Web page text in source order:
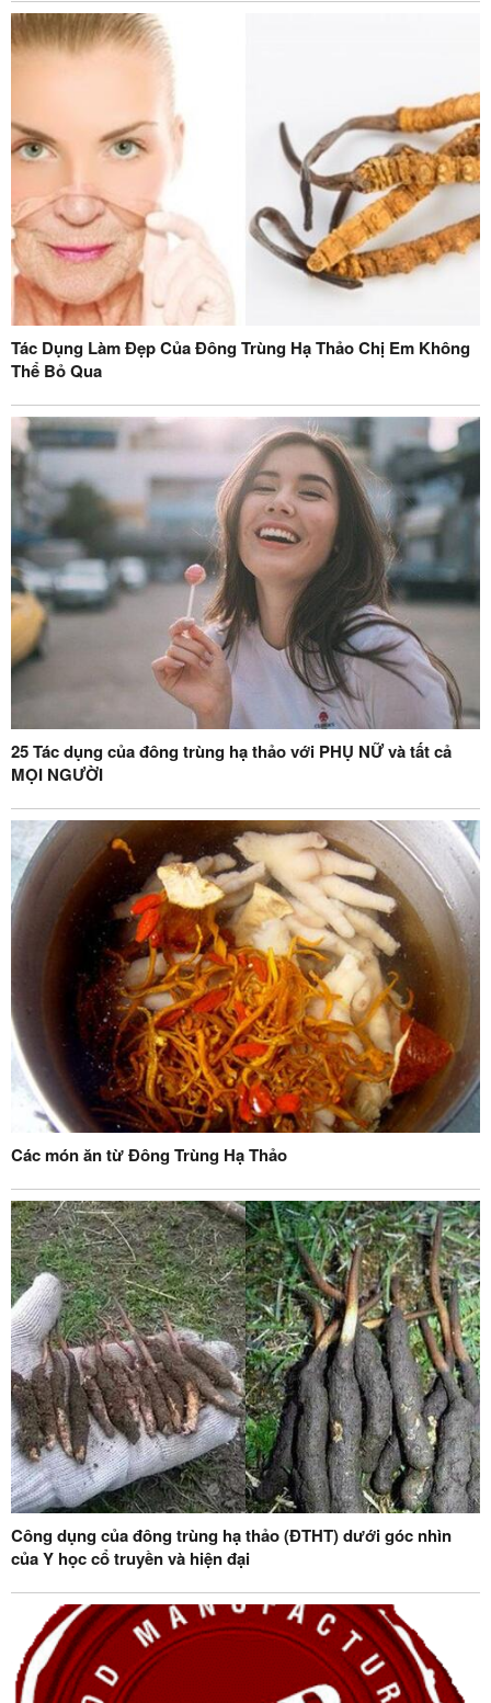
Tác Dụng Làm Đẹp Của Đông Trùng Hạ Thảo Chị Em Không
Thể Bỏ Qua
25 Tác dụng của đông trùng hạ thảo với PHỤ NỮ và tất cả
MỌI NGƯỜI
Các món ăn từ Đông Trùng Hạ Thảo
Công dụng của đông trùng hạ thảo (ĐTHT) dưới góc nhìn
của Y học cổ truyền và hiện đại